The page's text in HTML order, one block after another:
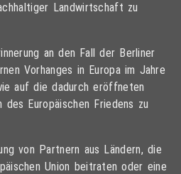
Landwirtschaft zu
an den Fall der Berliner
Vorhanges in Europa im Jahre
auf die dadurch eröffneten
des Europäischen Friedens zu
von Partnern aus Ländern, die
Union beitraten oder eine